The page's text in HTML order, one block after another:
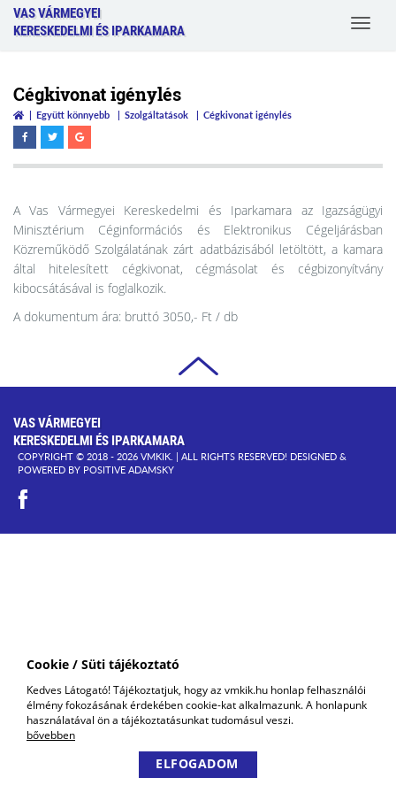
Cookie / Süti tájékoztató
Kedves Látogató! Tájékoztatjuk, hogy az vmkik.hu honlap felhasználói
élmény fokozásának érdekében cookie-kat alkalmazunk. A honlapunk
használatával ön a tájékoztatásunkat tudomásul veszi.
bővebben
ELFOGADOM
VAS VÁRMEGYEI
KERESKEDELMI ÉS IPARKAMARA
Toggle
Cégkivonat igénylés
Együtt könnyebb Szolgáltatások Cégkivonat igénylés
A Vas Vármegyei Kereskedelmi és Iparkamara az Igazságügyi
Minisztérium Céginformációs és Elektronikus Cégeljárásban
Közreműködő Szolgálatának zárt adatbázisából letöltött, a kamara
által hitelesített cégkivonat, cégmásolat és cégbizonyítvány
kibocsátásával is foglalkozik.
A dokumentum ára: bruttó 3050,- Ft / db
VAS VÁRMEGYEI
KERESKEDELMI ÉS IPARKAMARA
COPYRIGHT © 2018 - 2026 VMKIK. | ALL RIGHTS RESERVED! DESIGNED &
POWERED BY POSITIVE ADAMSKY